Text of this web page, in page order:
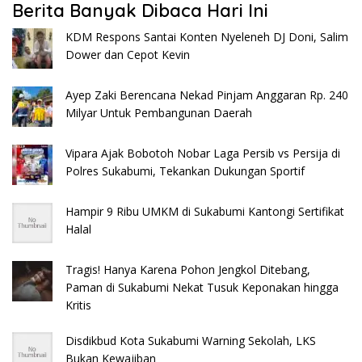
Berita Banyak Dibaca Hari Ini
KDM Respons Santai Konten Nyeleneh DJ Doni, Salim
Dower dan Cepot Kevin
Ayep Zaki Berencana Nekad Pinjam Anggaran Rp. 240
Milyar Untuk Pembangunan Daerah
Vipara Ajak Bobotoh Nobar Laga Persib vs Persija di
Polres Sukabumi, Tekankan Dukungan Sportif
Hampir 9 Ribu UMKM di Sukabumi Kantongi Sertifikat
Halal
Tragis! Hanya Karena Pohon Jengkol Ditebang,
Paman di Sukabumi Nekat Tusuk Keponakan hingga
Kritis
Disdikbud Kota Sukabumi Warning Sekolah, LKS
Bukan Kewajiban